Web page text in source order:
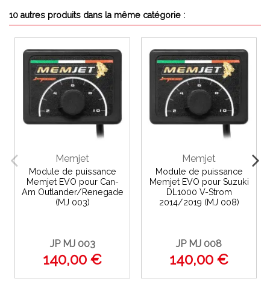
10 autres produits dans la même catégorie :
Memjet
Module de puissance
Memjet EVO pour Can-
Am Outlander/Renegade
(MJ 003)
JP MJ 003
140,00 €
Memjet
Module de puissance
Memjet EVO pour Suzuki
DL1000 V-Strom
2014/2019 (MJ 008)
JP MJ 008
140,00 €